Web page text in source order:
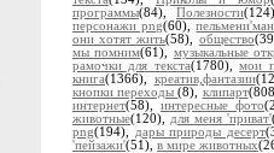
программы(84),Полезности
персонажи png(60),
они хотят жить(58), общество
мы помним(61), музыкальные
рамочки для текста(1780),мои
книга(1366), креатив,фантазии
кнопки переходы(8), клипарт
интернет(58), интересные фото
животные(120), для меня 'приват'
png(194), дары природы десерт
'пейзажи'(51), в мире животных